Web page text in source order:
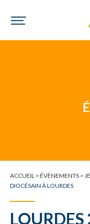
ACCUEIL > ÉVÈNEMENTS >
DIOCÉSAIN À LOURDES
LOURDES